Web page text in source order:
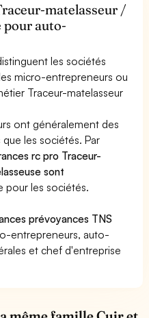
matelasseur /
pour auto-
les sociétés
micro-entrepreneurs ou
Traceur-matelasseur
ont généralement des
les sociétés. Par
rc pro Traceur-
sont
pour les sociétés.
prévoyances TNS
entrepreneurs, auto-
et chef d'entreprise